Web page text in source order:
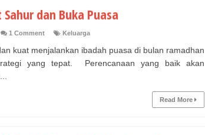
Sahur dan Buka Puasa
1 Comment Keluarga
kuat menjalankan ibadah puasa di bulan ramadhan
yang tepat. Perencanaan yang baik akan
Read More